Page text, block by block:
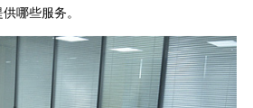
哪些服务。